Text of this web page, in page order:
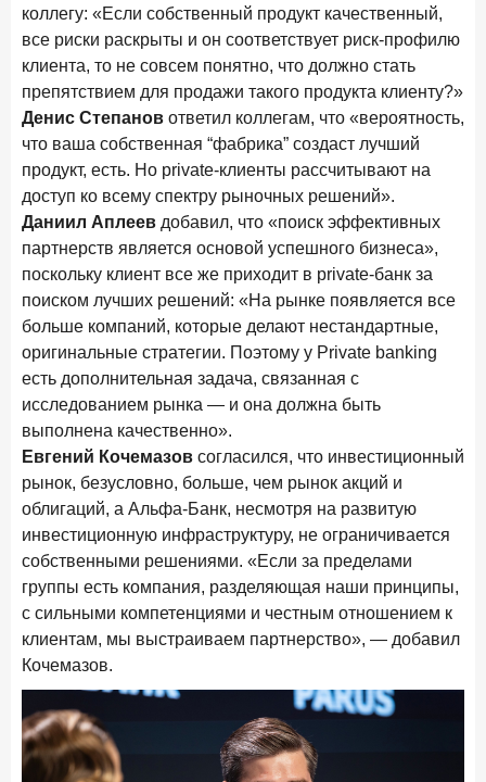
Четких целей в 2026-м и качественных «лошадей»!
25 декабря 2025 года ИССЛЕДОВАНИЕ
24 декабря 2025 года
Страховщики, УК, брокер-маркетплейсы: как новые
игроки меняют рынок инвестиций
19 декабря 2025 года
В эпоху дуополии маркетплейсов селлеры ищут
новые финансовые решения
18 декабря 2025 года
Ипотека 2025–2026: стресс‑тест высокими ставками и
прогнозы на восстановление
8 декабря 2025 года ИССЛЕДОВАНИЕ
По итогам ноября 2025 года объем выдач кредитов
составил 1 027 млрд руб.
5 декабря 2025 года
Эмоции, эксклюзив и вовлечение: новая формула
банковской лояльности
3 декабря 2025 года ИССЛЕДОВАНИЕ
Почему опытные инвесторы в России чувствуют себя
начинающими?
инвестиций
24 ноября 2025 года
Ипотека. Итоги октября 2025 года
коллегу: «Если собственный продукт качественный,
все риски раскрыты и он соответствует риск-профилю
клиента, то не совсем понятно, что должно стать
препятствием для продажи такого продукта клиенту?»
Денис Степанов ответил коллегам, что «вероятность,
что ваша собственная “фабрика” создаст лучший
продукт, есть. Но private-клиенты рассчитывают на
доступ ко всему спектру рыночных решений».
Даниил Аплеев добавил, что «поиск эффективных
партнерств является основой успешного бизнеса»,
поскольку клиент все же приходит в private-банк за
поиском лучших решений: «На рынке появляется все
больше компаний, которые делают нестандартные,
оригинальные стратегии. Поэтому у Private banking
есть дополнительная задача, связанная с
исследованием рынка — и она должна быть
выполнена качественно».
Евгений Кочемазов согласился, что инвестиционный
рынок, безусловно, больше, чем рынок акций и
облигаций, а Альфа-Банк, несмотря на развитую
инвестиционную инфраструктуру, не ограничивается
собственными решениями. «Если за пределами
группы есть компания, разделяющая наши принципы,
с сильными компетенциями и честным отношением к
клиентам, мы выстраиваем партнерство», — добавил
Кочемазов.